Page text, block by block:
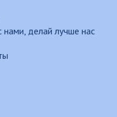
нами, делай лучше нас